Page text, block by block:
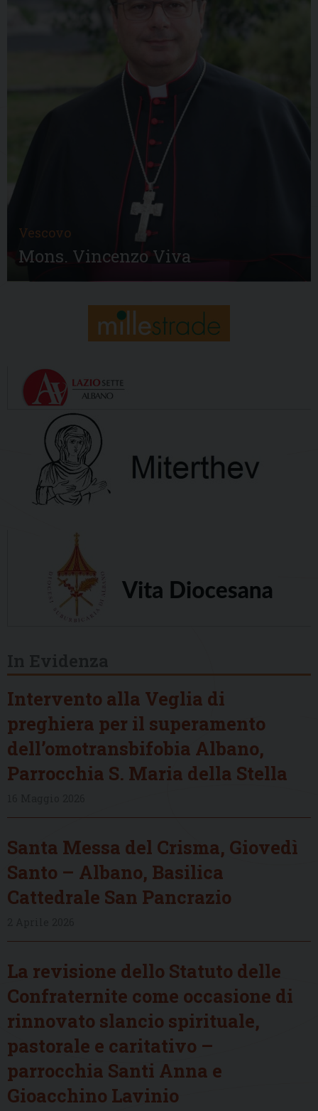
Vescovo
Mons. Vincenzo Viva
Intervento alla Veglia di
preghiera per il superamento
dell’omotransbifobia Albano,
Parrocchia S. Maria della Stella
Santa Messa del Crisma, Giovedì
Santo – Albano, Basilica
Cattedrale San Pancrazio
La revisione dello Statuto delle
Confraternite come occasione di
rinnovato slancio spirituale,
pastorale e caritativo –
parrocchia Santi Anna e
Gioacchino Lavinio